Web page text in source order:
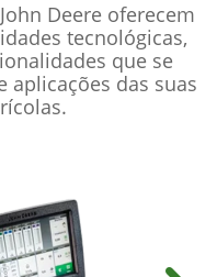
Deere oferecem
tecnológicas,
que se
aplicações das suas